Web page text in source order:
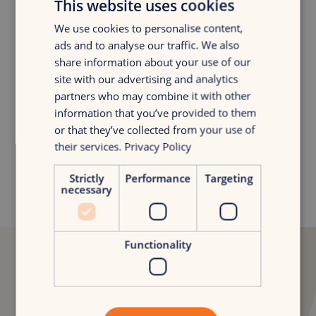
Benieuwd naar het volledige verhaal?
Niels van der Poel
Digital Consultancy Lead
niels.van.der.poel@croudx.com
"De samenwerking
voelt
al veelbelovend aan. CroudX
This website uses cookies
We use cookies to personalise content,
ads and to analyse our traffic. We also
share information about your use of our
site with our advertising and analytics
partners who may combine it with other
information that you’ve provided to them
or that they’ve collected from your use of
their services. Privacy Policy
Strictly
necessary
Performance Targeting
Functionality